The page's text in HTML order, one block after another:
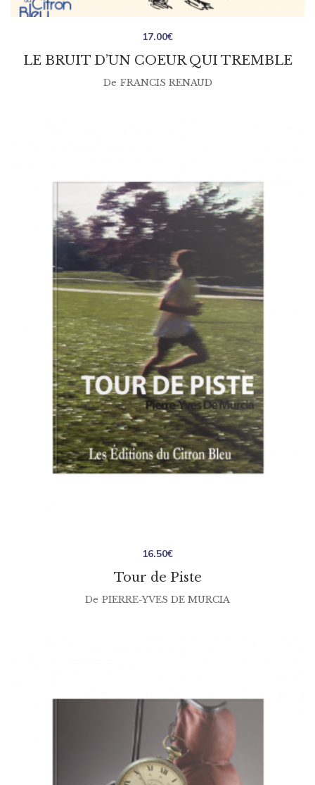
LE BRUIT D’UN COEUR QUI TREMBLE
17.00€
De FRANCIS RENAUD
Tour de Piste
16.50€
De PIERRE-YVES DE MURCIA